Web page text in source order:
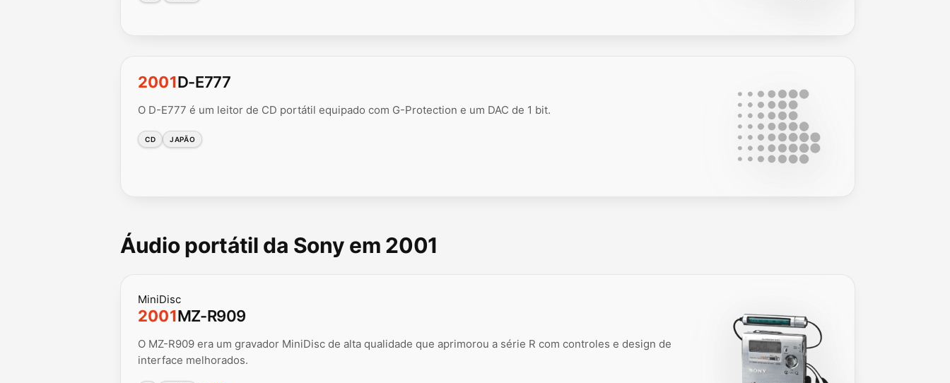
2001D-E777
O D-E777 é um leitor de CD portátil equipado com G-Protection e um DAC de 1 bit.
CD JAPÃO
Áudio portátil da Sony em 2001
MiniDisc
2001MZ-R909
O MZ-R909 era um gravador MiniDisc de alta qualidade que aprimorou a série R com controles e design de
interface melhorados.